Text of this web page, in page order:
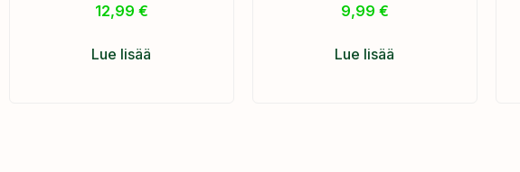
12,99 €
Lue lisää
9,99 €
Lue lisää